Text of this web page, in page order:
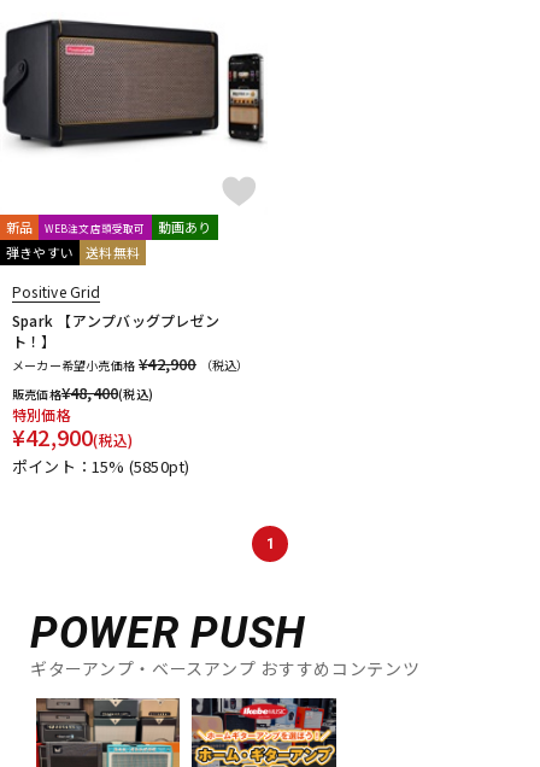
新品 WEB注文店頭受取可
動画あり
弾きやすい
送料無料
Positive Grid
Spark 【アンプバッグプレゼン
ト！】
メーカー希望小売価格 ¥42,900
（税込）
販売価格¥48,400(税込)
特別価格
¥42,900(税込)
ポイント：15% (5850pt)
1
POWER PUSH
ギターアンプ・ベースアンプ おすすめコンテンツ